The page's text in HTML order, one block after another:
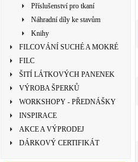
Příslušenství pro tkaní
Náhradní díly ke stavům
Knihy
FILCOVÁNÍ SUCHÉ A MOKRÉ
FILC
ŠITÍ LÁTKOVÝCH PANENEK
VÝROBA ŠPERKŮ
WORKSHOPY - PŘEDNÁŠKY
INSPIRACE
AKCE A VÝPRODEJ
DÁRKOVÝ CERTIFIKÁT